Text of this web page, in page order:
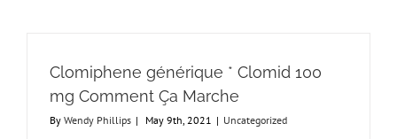
Clomiphene générique * Clomid 100
mg Comment Ça Marche
By Wendy Phillips | May 9th, 2021 | Uncategorized